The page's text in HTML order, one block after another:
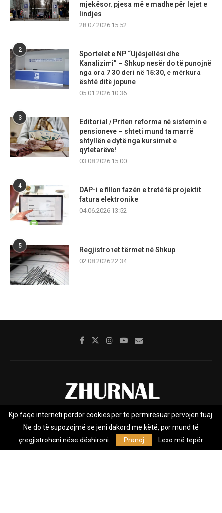
mjekësor, pjesa më e madhe për lejet e
lindjes
28.07.2026 15:52
2
Sportelet e NP “Ujësjellësi dhe
Kanalizimi” – Shkup nesër do të punojnë
nga ora 7:30 deri në 15:30, e mërkura
është ditë jopune
05.01.2026 10:36
3
Editorial / Priten reforma në sistemin e
pensioneve – shteti mund ta marrë
shtyllën e dytë nga kursimet e
qytetarëve!
03.08.2026 15:00
4
DAP-i e fillon fazën e tretë të projektit
fatura elektronike
04.06.2026 13:52
5
Regjistrohet tërmet në Shkup
02.08.2026 22:34
Rreth nesh Impresumi Marketing
Privacy Policy
Zhurnal.mk është Agjenci e Lajmeve e pavarur, e themeluar në vitin
Kjo faqe interneti përdor cookies për të përmirësuar përvojën tuaj.
Ne do të supozojmë se jeni dakord me këtë, por mund të
çregjistroheni nëse dëshironi.
Pranoj Lexo më tepër